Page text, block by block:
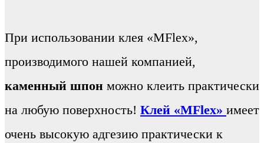
При использовании клея «MFlex»,
производимого нашей компанией,
каменный шпон можно клеить практически
на любую поверхность! Клей «MFlex» имеет
очень высокую адгезию практически к